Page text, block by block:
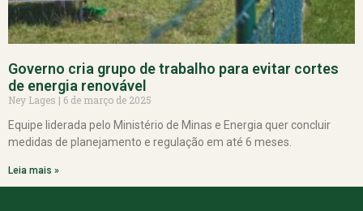
Governo cria grupo de trabalho para evitar cortes
de energia renovável
Ney Lages
6 de março de 2025
Equipe liderada pelo Ministério de Minas e Energia quer concluir
medidas de planejamento e regulação em até 6 meses.
Leia mais »